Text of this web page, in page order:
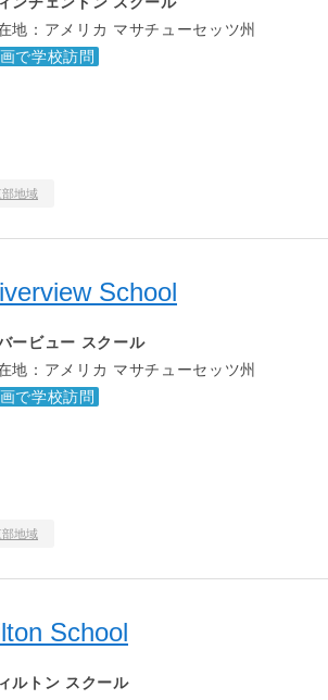
地：アメリカ マサチューセッツ州
で学校訪問
地域
School
ービュー スクール
地：アメリカ マサチューセッツ州
で学校訪問
地域
School
ルトン スクール